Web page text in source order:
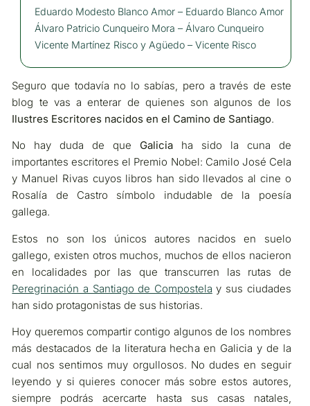
Eduardo Modesto Blanco Amor – Eduardo Blanco Amor
Álvaro Patricio Cunqueiro Mora – Álvaro Cunqueiro
Vicente Martínez Risco y Agüedo – Vicente Risco
Seguro que todavía no lo sabías, pero a través de este
blog te vas a enterar de quienes son algunos de los
Ilustres Escritores nacidos en el Camino de Santiago.
No hay duda de que Galicia ha sido la cuna de
importantes escritores el Premio Nobel: Camilo José Cela
y Manuel Rivas cuyos libros han sido llevados al cine o
Rosalía de Castro símbolo indudable de la poesía
gallega.
Estos no son los únicos autores nacidos en suelo
gallego, existen otros muchos, muchos de ellos nacieron
en localidades por las que transcurren las rutas de
Peregrinación a Santiago de Compostela y sus ciudades
han sido protagonistas de sus historias.
Hoy queremos compartir contigo algunos de los nombres
más destacados de la literatura hecha en Galicia y de la
cual nos sentimos muy orgullosos. No dudes en seguir
leyendo y si quieres conocer más sobre estos autores,
siempre podrás acercarte hasta sus casas natales,